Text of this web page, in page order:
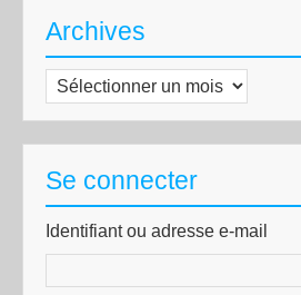
Archives
Archives
Se connecter
Identifiant ou adresse e-mail